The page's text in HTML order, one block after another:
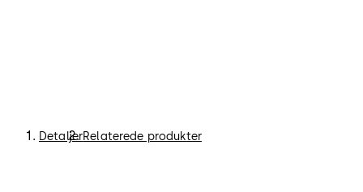
DetaljerRelaterede produkter